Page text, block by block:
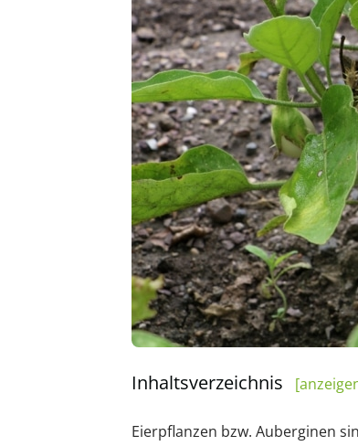
Inhaltsverzeichnis
Eierpflanzen bzw. Auberginen